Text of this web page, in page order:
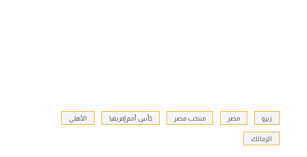
زيزو مصر منتخب مصر كأس أمم إفريقيا الأهلي
الزمالك